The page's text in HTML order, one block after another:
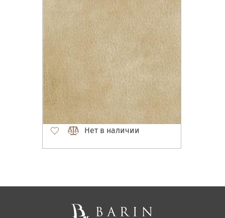
Нет в наличии
Спальни, Кровати
Корпусная мебель